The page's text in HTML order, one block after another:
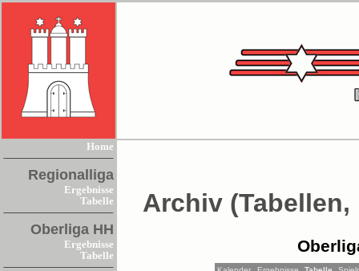
Home
Regionalliga
Ergebnisse
Tabelle
Oberliga HH
Ergebnisse
Tabelle
Archiv